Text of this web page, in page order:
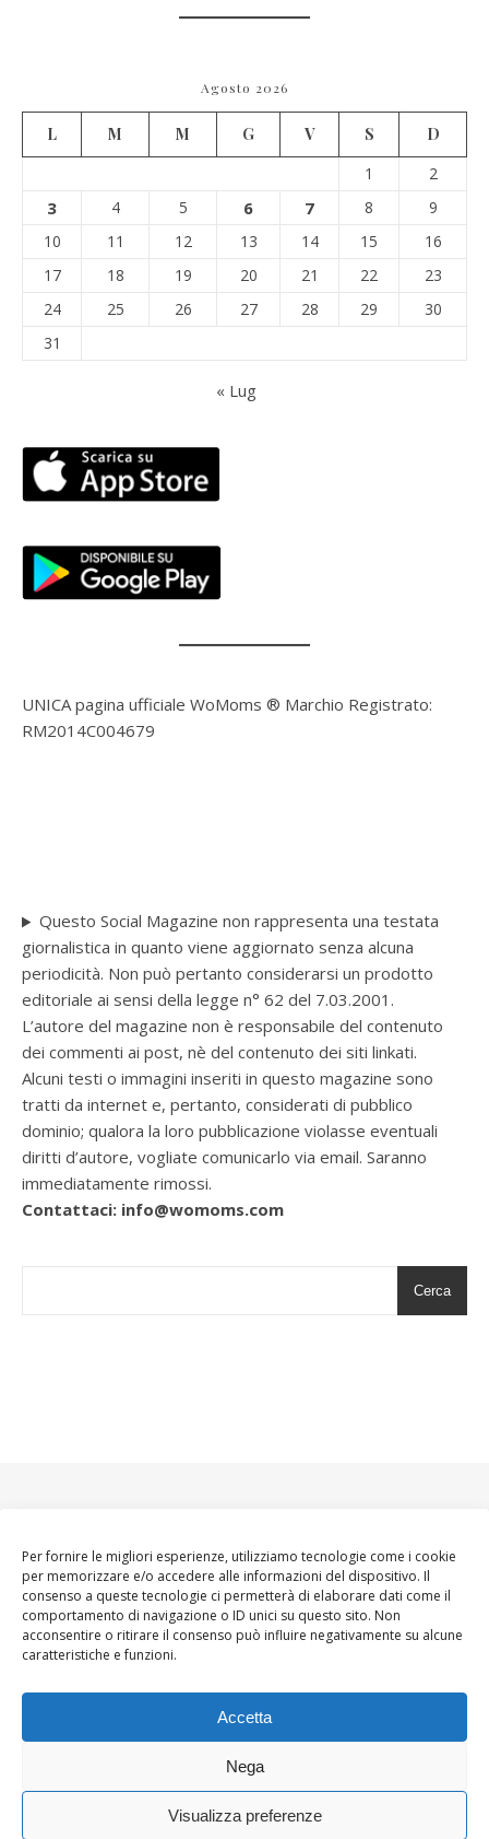
Per fornire le migliori esperienze, utilizziamo tecnologie come i cookie
per memorizzare e/o accedere alle informazioni del dispositivo. Il
consenso a queste tecnologie ci permetterà di elaborare dati come il
comportamento di navigazione o ID unici su questo sito. Non
acconsentire o ritirare il consenso può influire negativamente su alcune
caratteristiche e funzioni.
Accetta
Nega
Visualizza preferenze
Agosto 2026
L M M G V S
D
1
2
3 4 5 6 7 8
9
10
11 12 13 14 15
16
17
18 19 20 21 22
23
24
25 26 27 28 29
30
31
« Lug
UNICA pagina ufficiale WoMoms ® Marchio Registrato:
RM2014C004679
Questo Social Magazine non rappresenta una testata
giornalistica in quanto viene aggiornato senza alcuna
periodicità. Non può pertanto considerarsi un prodotto
editoriale ai sensi della legge n° 62 del 7.03.2001.
L’autore del magazine non è responsabile del contenuto
dei commenti ai post, nè del contenuto dei siti linkati.
Alcuni testi o immagini inseriti in questo magazine sono
tratti da internet e, pertanto, considerati di pubblico
dominio; qualora la loro pubblicazione violasse eventuali
diritti d’autore, vogliate comunicarlo via email. Saranno
immediatamente rimossi.
Contattaci: info@womoms.com
Cerca
About